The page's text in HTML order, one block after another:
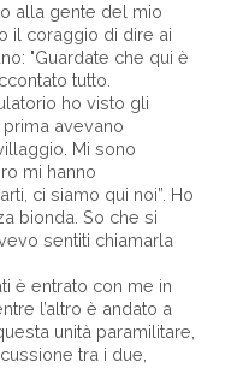
alla gente del mio
il coraggio di dire ai
"Guardate che qui è
tutto.
ho visto gli
avevano
Mi sono
mi hanno
ci siamo qui noi”. Ho
bionda. So che si
sentiti chiamarla
è entrato con me in
l’altro è andato a
unità paramilitare,
tra i due,